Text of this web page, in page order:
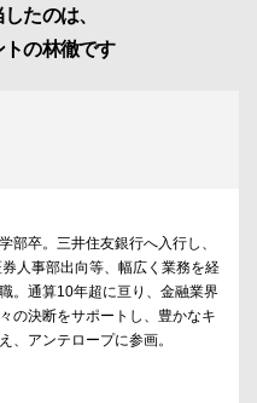
たのは、
の林徹です
部卒。三井住友銀行へ入行し、
人事部出向等、幅広く業務を経
。通算10年超に亘り、金融業界
の決断をサポートし、豊かなキ
、アンテロープに参画。